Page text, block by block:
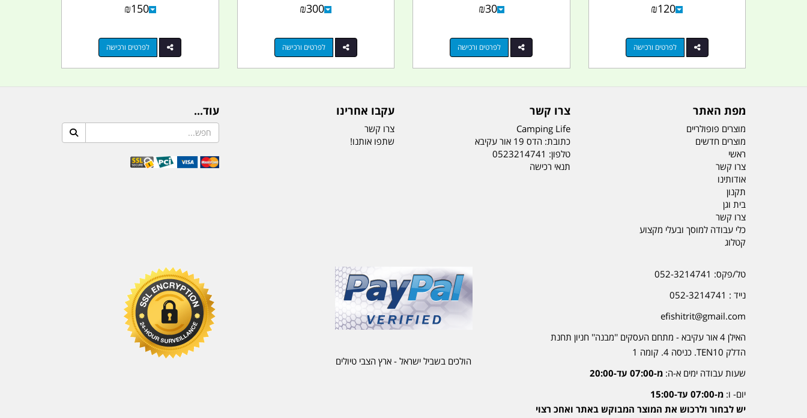
₪120
לפרטים ורכישה
₪30
לפרטים ורכישה
₪300
לפרטים ורכישה
₪150
לפרטים ורכישה
מפת האתר
מוצרים פופולריים
מוצרים חדשים
ראשי
צרו קשר
אודותינו
תקנון
בית וגן
צרו קשר
כלי עבודה למוסך ובעלי מקצוע
קטלוג
צרו קשר
Camping Life
כתובת: הדס 19 אור עקיבא
טלפון: 0523214741
תנאי רכישה
עקבו אחרינו
צרו קשר
שתפו אותנו!
עוד...
טל/פקס: 052-3214741
נייד : 052-3214741
efishitrit@gmail.com
האילן 4 אור עקיבא - מתחם העסקים ''מבנה'' חניון תחנת
הדלק TEN10. כניסה 4. קומה 1
שעות עבודה ימים א-ה: מ-07:00 עד-20:00
יום- ו: מ-07:00 עד-15:00
יש לבחור ולרכוש את המוצר המבוקש באתר ואחכ רצוי
הולכים בשביל ישראל - ארץ הצבי טיולים